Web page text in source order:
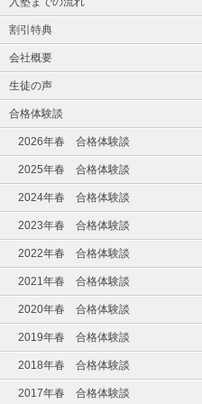
割引特典
会社概要
生徒の声
合格体験談
2026年春 合格体験談
2025年春 合格体験談
2024年春 合格体験談
2023年春 合格体験談
2022年春 合格体験談
2021年春 合格体験談
2020年春 合格体験談
2019年春 合格体験談
2018年春 合格体験談
2017年春 合格体験談